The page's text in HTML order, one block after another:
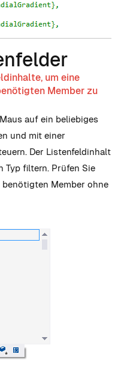
um eine
Member zu
auf ein beliebiges
und mit einer
Der Listenfeldinhalt
Typ filtern. Prüfen Sie
benötigten Member ohne